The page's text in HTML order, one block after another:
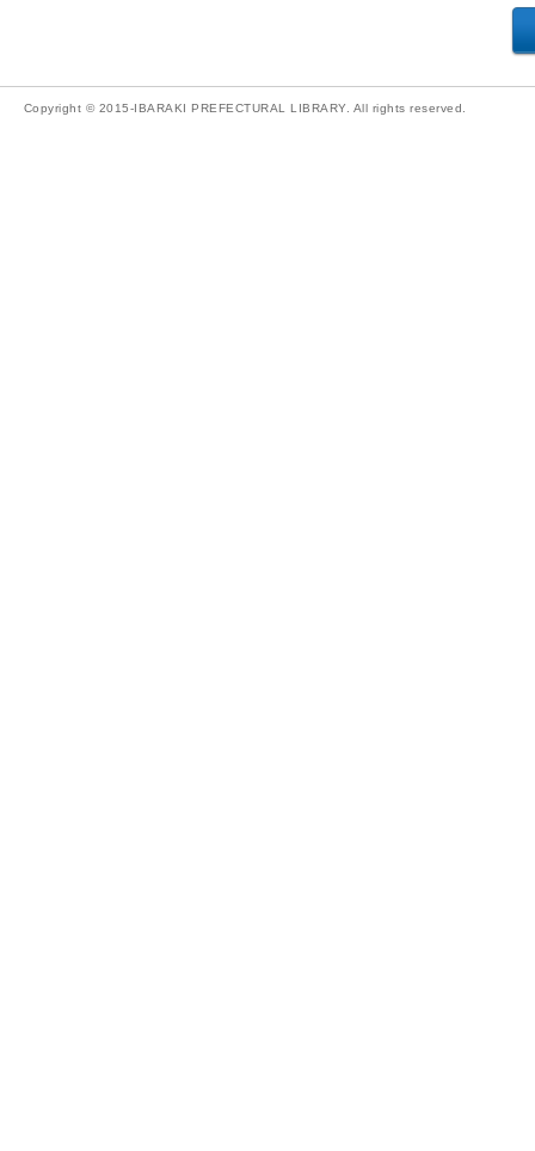
Copyright © 2015-IBARAKI PREFECTURAL LIBRARY. All rights reserved.